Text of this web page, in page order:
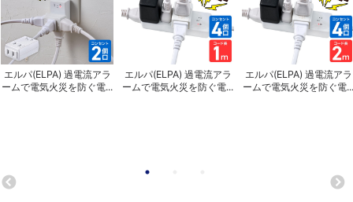
エルパ(ELPA) 過電流アラ
ームで電気火災を防ぐ電...
エルパ(ELPA) 過電流アラ
ームで電気火災を防ぐ電...
エルパ(ELPA) 過電流アラ
ームで電気火災を防ぐ電